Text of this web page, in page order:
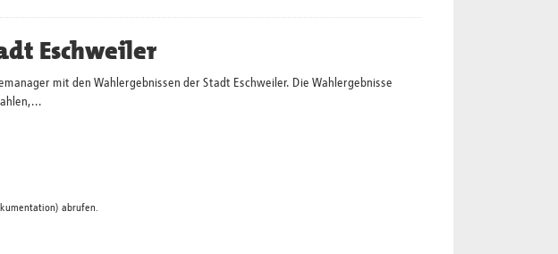
Eschweiler
mit den Wahlergebnissen der Stadt Eschweiler. Die Wahlergebnisse
) abrufen.